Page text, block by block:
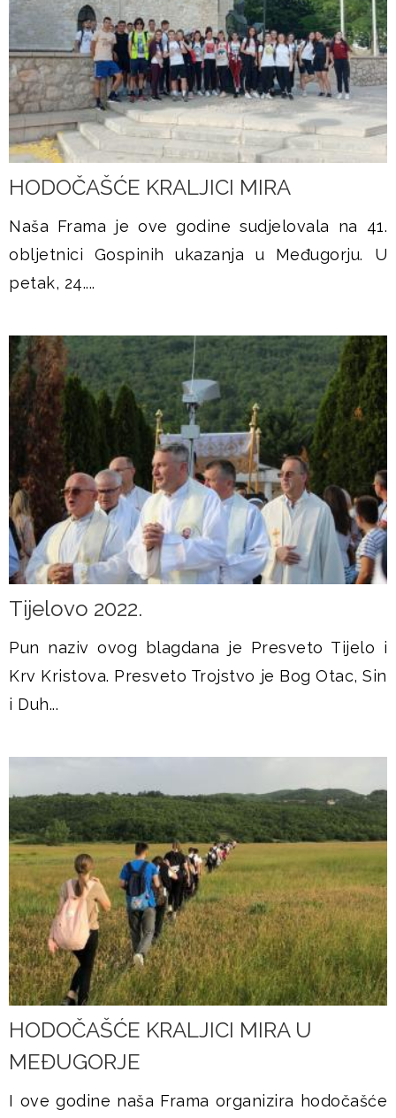
HODOČAŠĆE KRALJICI MIRA
Naša Frama je ove godine sudjelovala na 41.
obljetnici Gospinih ukazanja u Međugorju. U
petak, 24....
Tijelovo 2022.
Pun naziv ovog blagdana je Presveto Tijelo i
Krv Kristova. Presveto Trojstvo je Bog Otac, Sin
i Duh...
HODOČAŠĆE KRALJICI MIRA U
MEĐUGORJE
I ove godine naša Frama organizira hodočašće